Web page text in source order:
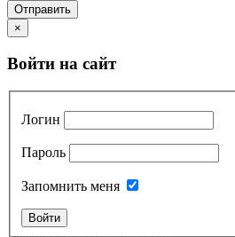
Отправить
×
Войти на сайт
Логин
Пароль
Запомнить меня
Войти